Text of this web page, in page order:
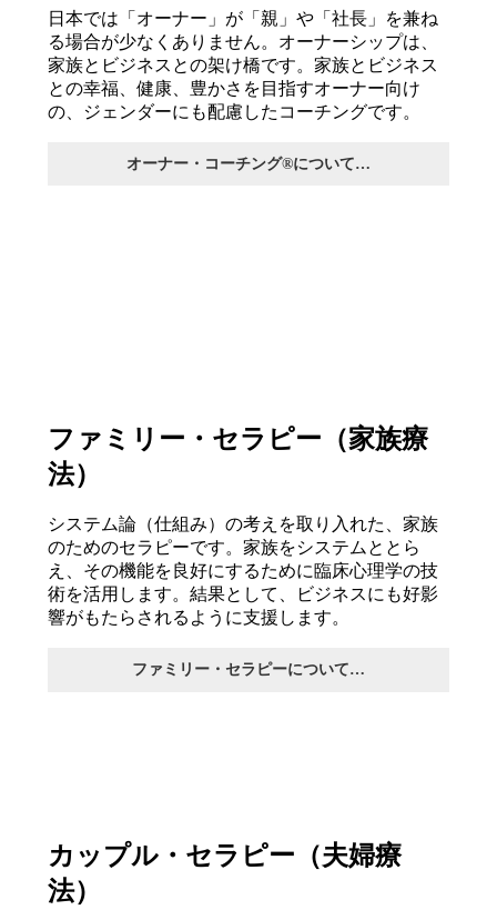
日本では「オーナー」が「親」や「社長」を兼ね
る場合が少なくありません。オーナーシップは、
家族とビジネスとの架け橋です。家族とビジネス
との幸福、健康、豊かさを目指すオーナー向け
の、ジェンダーにも配慮したコーチングです。
オーナー・コーチング®︎について…
ファミリー・セラピー（家族療
法）
システム論（仕組み）の考えを取り入れた、家族
のためのセラピーです。家族をシステムととら
え、その機能を良好にするために臨床心理学の技
術を活用します。結果として、ビジネスにも好影
響がもたらされるように支援します。
ファミリー・セラピーについて…
カップル・セラピー（夫婦療
法）